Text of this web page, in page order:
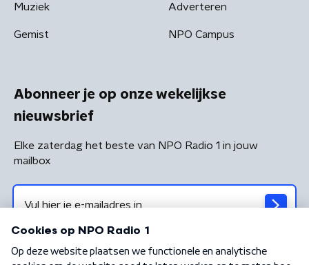
Muziek
Gemist
Adverteren
NPO Campus
Abonneer je op onze wekelijkse
nieuwsbrief
Elke zaterdag het beste van NPO Radio 1 in jouw
mailbox